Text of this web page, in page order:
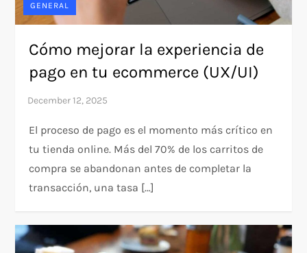
GENERAL
Cómo mejorar la experiencia de
pago en tu ecommerce (UX/UI)
El proceso de pago es el momento más crítico en
tu tienda online. Más del 70% de los carritos de
compra se abandonan antes de completar la
transacción, una tasa […]